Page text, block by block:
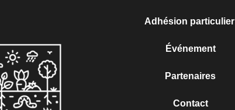
Adhésion particulier
Événement
Partenaires
Contact